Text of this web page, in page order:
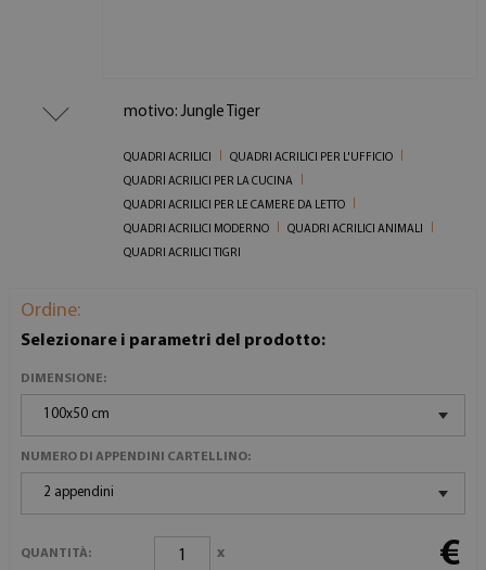
motivo: Jungle Tiger
QUADRI ACRILICI
QUADRI ACRILICI PER L'UFFICIO
QUADRI ACRILICI PER LA CUCINA
QUADRI ACRILICI PER LE CAMERE DA LETTO
QUADRI ACRILICI MODERNO
QUADRI ACRILICI ANIMALI
QUADRI ACRILICI TIGRI
Ordine:
Selezionare i parametri del prodotto:
DIMENSIONE:
100x50 cm
NUMERO DI APPENDINI CARTELLINO:
2 appendini
QUANTITÀ: x €